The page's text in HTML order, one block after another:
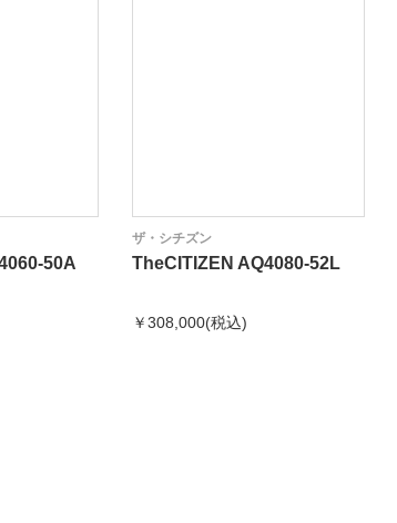
50A
ザ・シチズン
TheCITIZEN AQ4080-52L
￥308,000(税込)